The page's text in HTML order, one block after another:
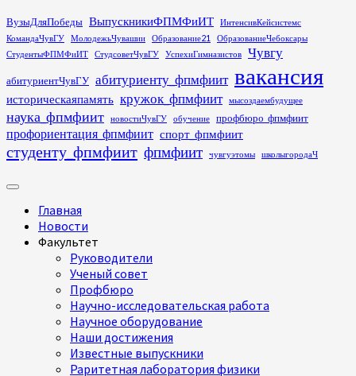
Перейти
к
содержимому
ВузыДляПобеды ВыпускникиФПМФиИТ
ИнтенсивКейсистемс
КомандаЧувГУ
МолодежьЧувашии Образование21
ОбразованиеЧебоксары
СтудентыФПМФиИТ
СтудсоветЧувГУ УспехиГимназистов Чувгу
абитуриентЧувГУ абитуриенту_фпмфиит вакансия
историческаяпамять кружок_фпмфиит мысоздаембудущее
наука_фпмфиит новостиЧувГУ обучение профбюро_фпмфиит
профориентация_фпмфиит спорт_фпмфиит
студенту_фпмфиит фпмфиит чувгуэтомы школыгородаЧ
Основное
Главная
Новости
Факультет
Руководители
Ученый совет
Профбюро
Научно-исследовательская работа
Научное оборудование
Наши достижения
Известные выпускники
Раритетная лаборатория физики